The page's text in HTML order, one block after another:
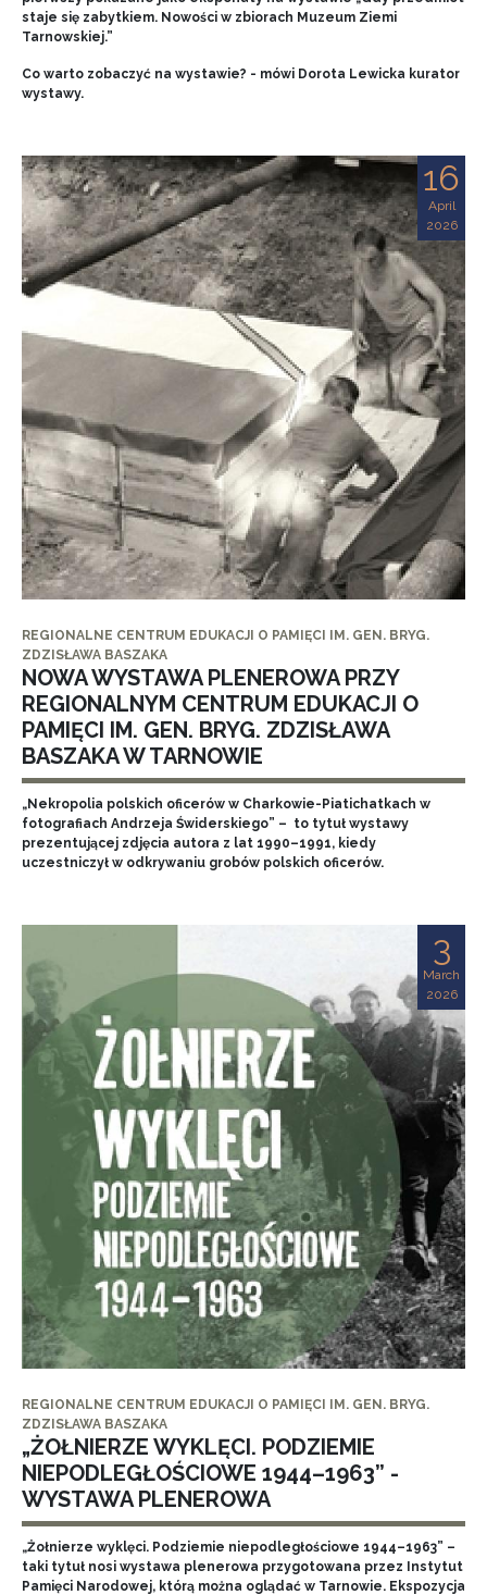
staje się zabytkiem. Nowości w zbiorach Muzeum Ziemi
Tarnowskiej.”
Co warto zobaczyć na wystawie? - mówi Dorota Lewicka kurator
wystawy.
16
April
2026
REGIONALNE CENTRUM EDUKACJI O PAMIĘCI IM. GEN. BRYG.
ZDZISŁAWA BASZAKA
NOWA WYSTAWA PLENEROWA PRZY
REGIONALNYM CENTRUM EDUKACJI O
PAMIĘCI IM. GEN. BRYG. ZDZISŁAWA
BASZAKA W TARNOWIE
„Nekropolia polskich oficerów w Charkowie-Piatichatkach w
fotografiach Andrzeja Świderskiego” – to tytuł wystawy
prezentującej zdjęcia autora z lat 1990–1991, kiedy
uczestniczył w odkrywaniu grobów polskich oficerów.
3
March
2026
REGIONALNE CENTRUM EDUKACJI O PAMIĘCI IM. GEN. BRYG.
ZDZISŁAWA BASZAKA
„ŻOŁNIERZE WYKLĘCI. PODZIEMIE
NIEPODLEGŁOŚCIOWE 1944–1963” -
WYSTAWA PLENEROWA
„Żołnierze wyklęci. Podziemie niepodległościowe 1944–1963” –
taki tytuł nosi wystawa plenerowa przygotowana przez Instytut
Pamięci Narodowej, którą można oglądać w Tarnowie. Ekspozycja